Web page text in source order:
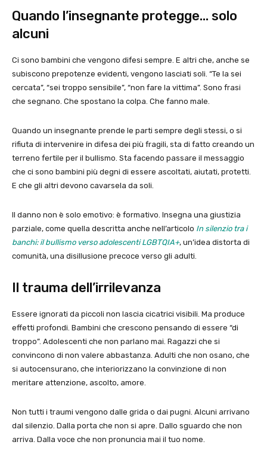
Quando l’insegnante protegge… solo
alcuni
Ci sono bambini che vengono difesi sempre. E altri che, anche se
subiscono prepotenze evidenti, vengono lasciati soli. “Te la sei
cercata”, “sei troppo sensibile”, “non fare la vittima”. Sono frasi
che segnano. Che spostano la colpa. Che fanno male.
Quando un insegnante prende le parti sempre degli stessi, o si
rifiuta di intervenire in difesa dei più fragili, sta di fatto creando un
terreno fertile per il bullismo. Sta facendo passare il messaggio
che ci sono bambini più degni di essere ascoltati, aiutati, protetti.
E che gli altri devono cavarsela da soli.
Il danno non è solo emotivo: è formativo. Insegna una giustizia
parziale, come quella descritta anche nell’articolo In silenzio tra i
banchi: il bullismo verso adolescenti LGBTQIA+, un’idea distorta di
comunità, una disillusione precoce verso gli adulti.
Il trauma dell’irrilevanza
Essere ignorati da piccoli non lascia cicatrici visibili. Ma produce
effetti profondi. Bambini che crescono pensando di essere “di
troppo”. Adolescenti che non parlano mai. Ragazzi che si
convincono di non valere abbastanza. Adulti che non osano, che
si autocensurano, che interiorizzano la convinzione di non
meritare attenzione, ascolto, amore.
Non tutti i traumi vengono dalle grida o dai pugni. Alcuni arrivano
dal silenzio. Dalla porta che non si apre. Dallo sguardo che non
arriva. Dalla voce che non pronuncia mai il tuo nome.